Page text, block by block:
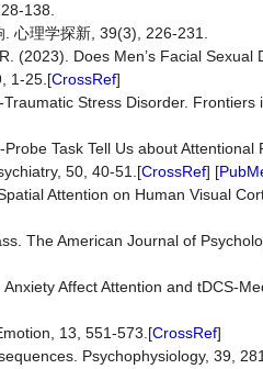
138.
心理学探新, 39(3), 226-231.
(2023). Does Men’s Facial Sexual
1-25.[CrossRef]
Stress Disorder. Frontiers
Task Tell Us about Attentional
50, 40-51.[CrossRef] [
Attention on Human Visual
The American Journal of
Affect Attention and tDCS-
13, 551-573.[CrossRef]
Psychophysiology, 39,